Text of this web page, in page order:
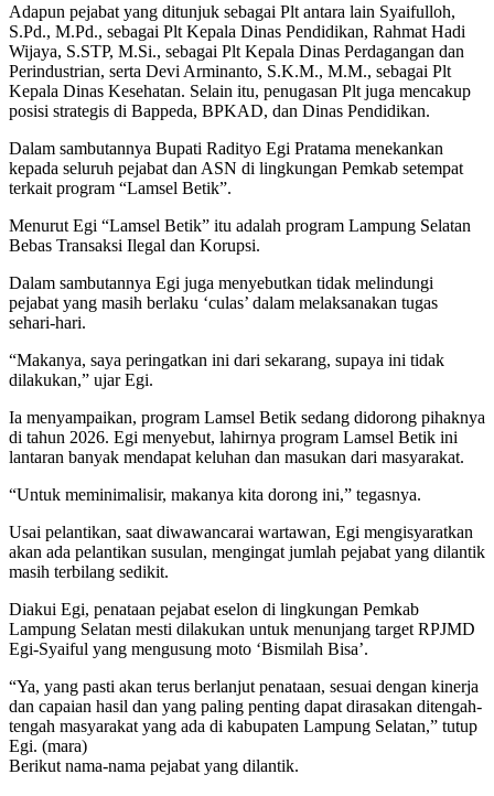
Adapun pejabat yang ditunjuk sebagai Plt antara lain Syaifulloh,
S.Pd., M.Pd., sebagai Plt Kepala Dinas Pendidikan, Rahmat Hadi
Wijaya, S.STP, M.Si., sebagai Plt Kepala Dinas Perdagangan dan
Perindustrian, serta Devi Arminanto, S.K.M., M.M., sebagai Plt
Kepala Dinas Kesehatan. Selain itu, penugasan Plt juga mencakup
posisi strategis di Bappeda, BPKAD, dan Dinas Pendidikan.
Dalam sambutannya Bupati Radityo Egi Pratama menekankan
kepada seluruh pejabat dan ASN di lingkungan Pemkab setempat
terkait program “Lamsel Betik”.
Menurut Egi “Lamsel Betik” itu adalah program Lampung Selatan
Bebas Transaksi Ilegal dan Korupsi.
Dalam sambutannya Egi juga menyebutkan tidak melindungi
pejabat yang masih berlaku ‘culas’ dalam melaksanakan tugas
sehari-hari.
“Makanya, saya peringatkan ini dari sekarang, supaya ini tidak
dilakukan,” ujar Egi.
Ia menyampaikan, program Lamsel Betik sedang didorong pihaknya
di tahun 2026. Egi menyebut, lahirnya program Lamsel Betik ini
lantaran banyak mendapat keluhan dan masukan dari masyarakat.
“Untuk meminimalisir, makanya kita dorong ini,” tegasnya.
Usai pelantikan, saat diwawancarai wartawan, Egi mengisyaratkan
akan ada pelantikan susulan, mengingat jumlah pejabat yang dilantik
masih terbilang sedikit.
Diakui Egi, penataan pejabat eselon di lingkungan Pemkab
Lampung Selatan mesti dilakukan untuk menunjang target RPJMD
Egi-Syaiful yang mengusung moto ‘Bismilah Bisa’.
“Ya, yang pasti akan terus berlanjut penataan, sesuai dengan kinerja
dan capaian hasil dan yang paling penting dapat dirasakan ditengah-
tengah masyarakat yang ada di kabupaten Lampung Selatan,” tutup
Egi. (mara)
Berikut nama-nama pejabat yang dilantik.